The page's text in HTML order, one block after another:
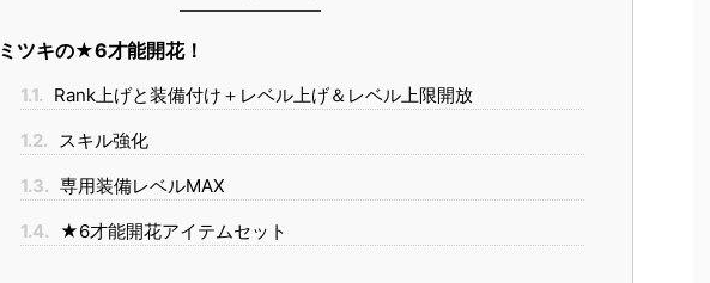
ミツキの★6才能開花！
1.1. Rank上げと装備付け＋レベル上げ＆レベル上限開放
1.2.
スキル強化
1.3. 専用装備レベルMAX
1.4. ★6才能開花アイテムセット